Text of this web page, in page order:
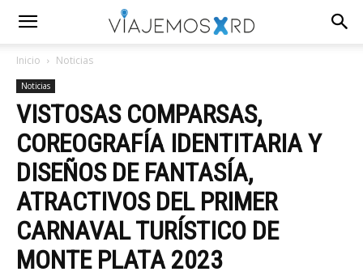
Inicio Noticias
Noticias
VISTOSAS COMPARSAS,
COREOGRAFÍA IDENTITARIA Y
DISEÑOS DE FANTASÍA,
ATRACTIVOS DEL PRIMER
CARNAVAL TURÍSTICO DE
MONTE PLATA 2023